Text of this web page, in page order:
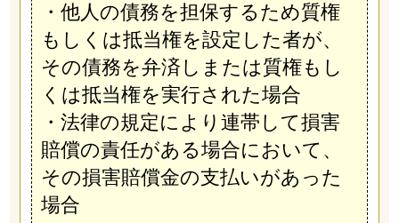
・他人の債務を担保するため質権
もしくは抵当権を設定した者が、
その債務を弁済しまたは質権もし
くは抵当権を実行された場合
・法律の規定により連帯して損害
賠償の責任がある場合において、
その損害賠償金の支払いがあった
場合